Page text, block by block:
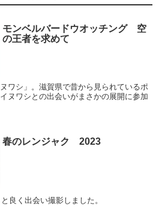
モンベルバードウオッチング 空
の王者を求めて
ワシ」。滋賀県で昔から見られているポ
ヌワシとの出会いがまさかの展開に参加
春のレンジャク 2023
良く出会い撮影しました。